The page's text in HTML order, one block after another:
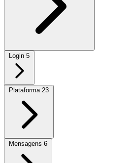
Login 5
Plataforma 23
Mensagens 6